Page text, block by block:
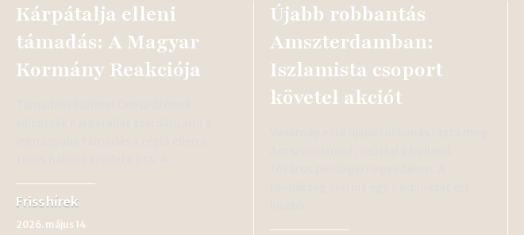
Kárpátalja elleni
támadás: A Magyar
Kormány Reakciója
Friss hírek
2026. május 14
Újabb robbantás
Amszterdamban:
Iszlamista csoport
követel akciót